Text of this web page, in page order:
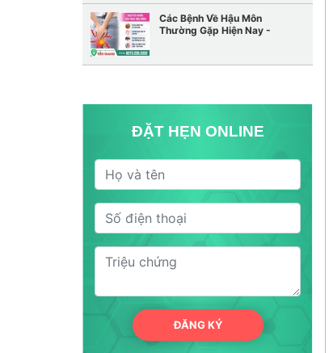
Các Bệnh Về Hậu Môn
Thường Gặp Hiện Nay -
ĐẶT HẸN ONLINE
ĐĂNG KÝ